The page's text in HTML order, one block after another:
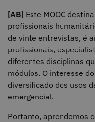
[AB] Este MOOC
profissionais
de vinte entrevistas, é
profissionais,
diferentes disciplinas
módulos. O interesse
diversificado dos usos
emergencial.
Portanto, aprendemos